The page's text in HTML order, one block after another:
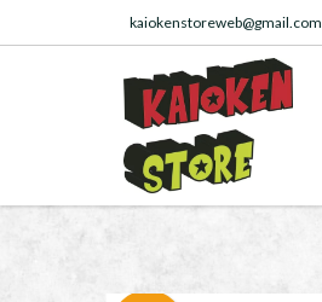
kaiokenstoreweb@gmail.com